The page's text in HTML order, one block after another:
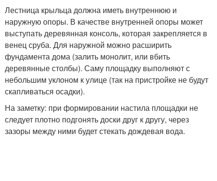
Лестница крыльца должна иметь внутреннюю и
наружную опоры. В качестве внутренней опоры может
выступать деревянная консоль, которая закрепляется в
венец сруба. Для наружной можно расширить
фундамента дома (залить монолит, или вбить
деревянные столбы). Саму площадку выполняют с
небольшим уклоном к улице (так на пристройке не будут
скапливаться осадки).
На заметку: при формировании настила площадки не
следует плотно подгонять доски друг к другу, через
зазоры между ними будет стекать дождевая вода.